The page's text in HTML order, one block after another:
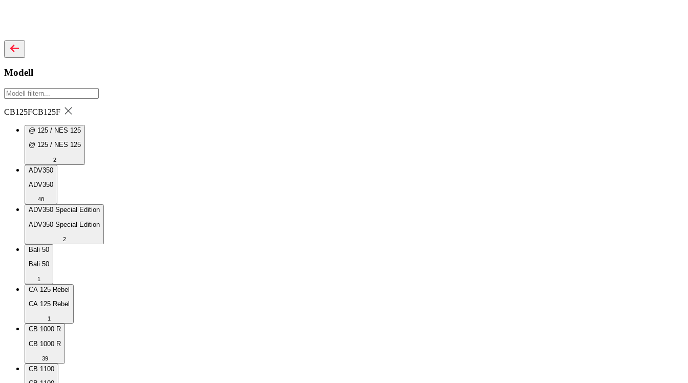
Modell
CB125FCB125F
@ 125 / NES 125
@ 125 / NES 125
2
ADV350
ADV350
48
ADV350 Special Edition
ADV350 Special Edition
2
Bali 50
Bali 50
1
CA 125 Rebel
CA 125 Rebel
1
CB 1000 R
CB 1000 R
39
CB 1100